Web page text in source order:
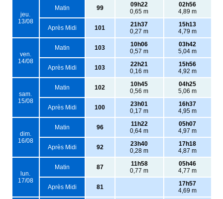
jeu.
13/08
Matin 99
09h22
0,65 m
02h56
4,89 m
Après Midi 101
21h37
0,27 m
15h13
4,79 m
ven.
14/08
Matin 103
10h06
0,57 m
03h42
5,04 m
Après Midi 103
22h21
0,16 m
15h56
4,92 m
sam.
15/08
Matin 102
10h45
0,56 m
04h25
5,06 m
Après Midi 100
23h01
0,17 m
16h37
4,95 m
dim.
16/08
Matin 96
11h22
0,64 m
05h07
4,97 m
Après Midi 92
23h40
0,28 m
17h18
4,87 m
lun.
17/08
Matin 87
11h58
0,77 m
05h46
4,77 m
Après Midi 81
17h57
4,69 m